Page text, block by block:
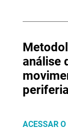
análise
ACESSAR